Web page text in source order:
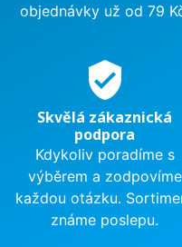
objednávky už od 79
verified_user
Skvělá zákaznická
podpora
Kdykoliv poradíme s
výběrem a zodpovíme
každou otázku.
známe poslepu.